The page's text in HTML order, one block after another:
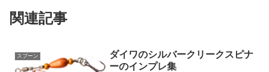
関連記事
スプーン
ダイワのシルバークリークスピナ
ーのインプレ集